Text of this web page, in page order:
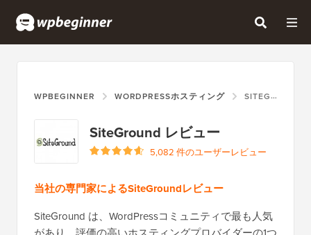
WPBEGINNER WORDPRESSホスティング SITEGROUND
SiteGround レビュー
5,082 件のユーザーレビュー
当社の専門家によるSiteGroundレビュー
SiteGround は、WordPressコミュニティで最も人気